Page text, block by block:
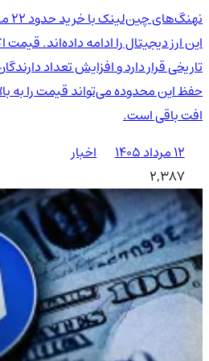
این ارز دیجیتال را ادامه داده‌اند.
تاریخی قرار دارد و افزایش تعداد
افت باقی است.
۱۲ مرداد ۱۴۰۵
اخبار
2,387